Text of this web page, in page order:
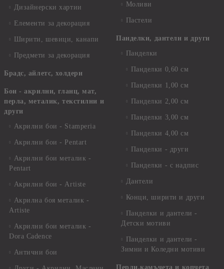
Дизайнерски хартии
Елементи за декорация
Ширити, шевици, канапи
Предмети за декорация
Брадс, айлетс, холдери
Бои - акрилни, гланц, мат,
перла, металик, текстилни и
други
Акрилни бои - Stamperia
Акрилни бои - Pentart
Акрилни бои металик -
Pentart
Акрилни бои - Artiste
Акрилна боя металик -
Artiste
Акрилни бои металик -
Dora Cadence
Антични бои
Моливи
Пастели
Панделки, дантели и други
Панделки
Панделки 0,60 см
Панделки 1,00 см
Панделки 2,00 см
Панделки 3,00 см
Панделки 4,00 см
Панделки - други
Панделки - с надпис
Дантели
Конци, ширити и други
Панделки и дантели -
Детски мотиви
Панделки и дантели -
Зимни и Коледни мотиви
Перли,камъчета и копчета